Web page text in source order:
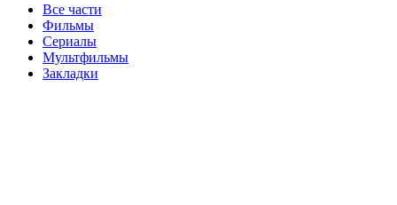
Все части
Фильмы
Сериалы
Мультфильмы
Закладки